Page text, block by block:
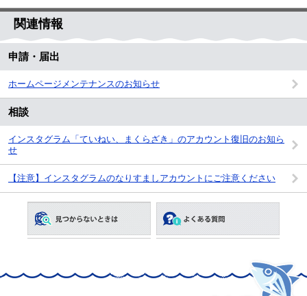
関連情報
申請・届出
ホームページメンテナンスのお知らせ
相談
インスタグラム「ていねい、まくらざき」のアカウント復旧のお知ら
せ
【注意】インスタグラムのなりすましアカウントにご注意ください